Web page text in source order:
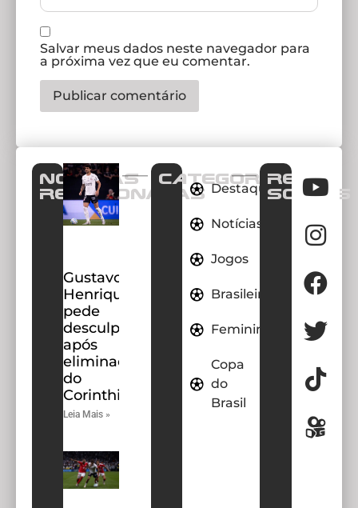
Salvar meus dados neste navegador para
a próxima vez que eu comentar.
Notícias
Relacionadas
Gustavo
Henrique
pede
desculpas
após
eliminação
do
Corinthians
Leia Mais »
CATEGORIAS
Destaques
Notícias
Jogos
Brasileirao
Feminino
Copa
do
Brasil
REDES
SOCIAIS